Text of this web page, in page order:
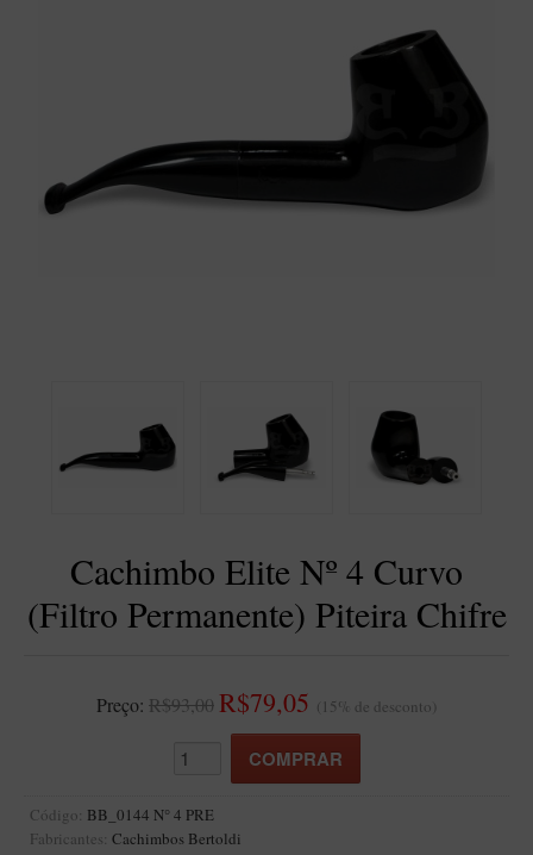
Limpadores para Cachimbo
Bolsas para Cachimbo
Cinzeiros
Blends Para Enrolar
Doctor Pipe
Geróss
LINHA IDELFONSO BERTOLDI
Cachimbo Elite Nº 4 Curvo
(Filtro Permanente) Piteira Chifre
Preço: R$93,00R$79,05 (15% de desconto)
Código: BB_0144 N° 4 PRE
Fabricantes: Cachimbos Bertoldi